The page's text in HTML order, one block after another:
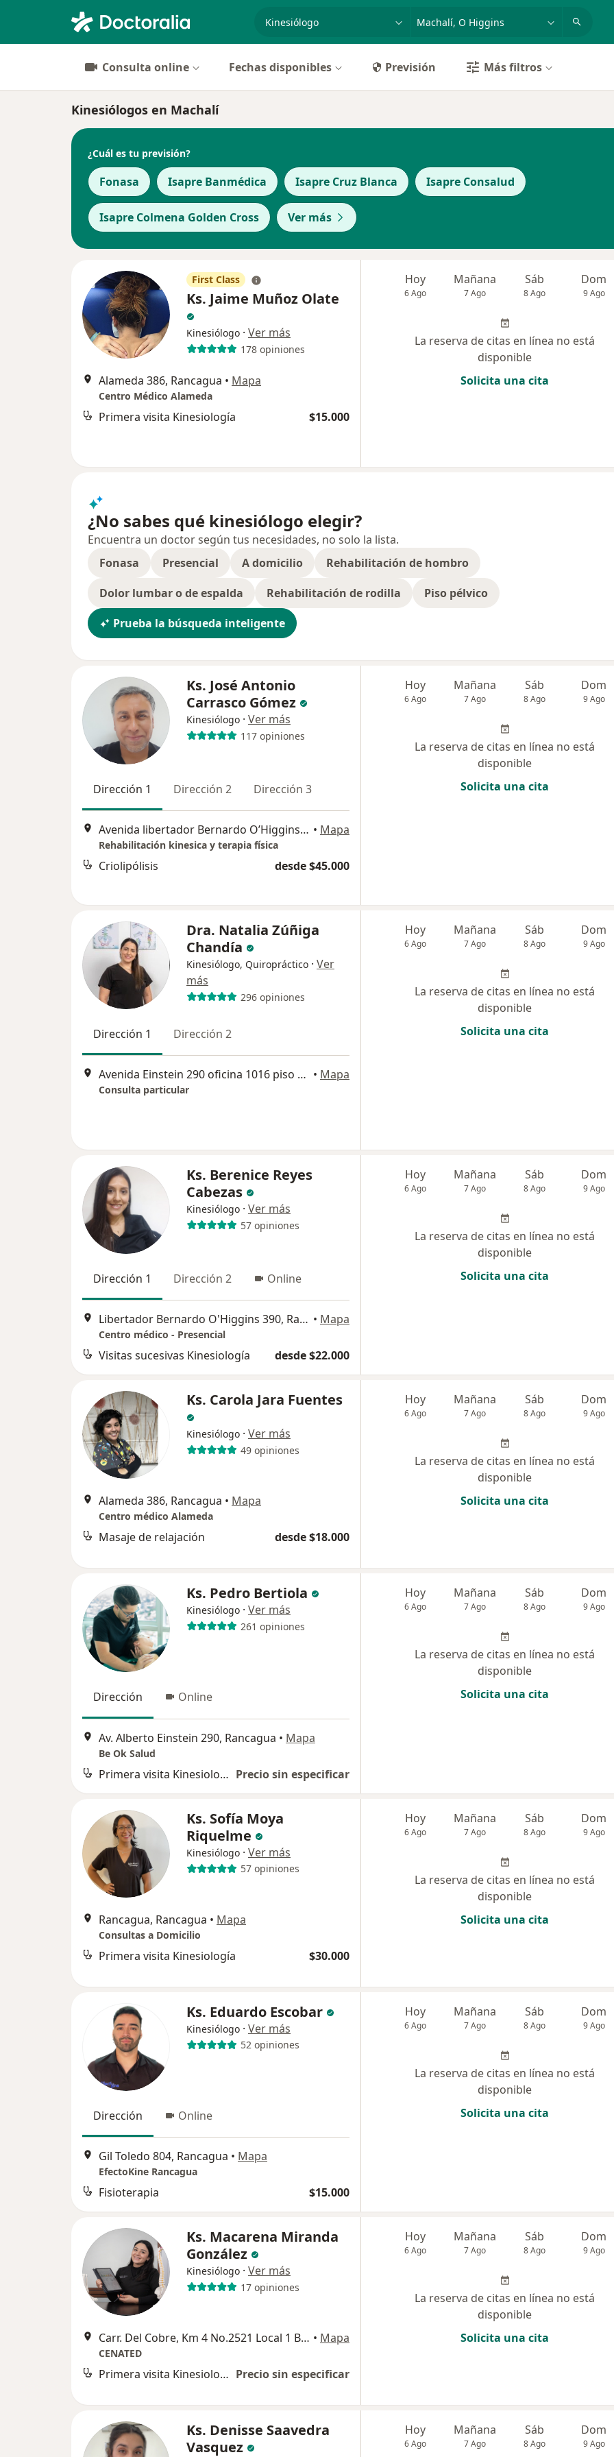
especialidad, enfermedad o nombreciudad o comuna
Consulta online Fechas disponibles Previsión Más filtros
Kinesiólogos en Machalí
¿Cuál es tu previsión?
Fonasa Isapre Banmédica Isapre Cruz Blanca Isapre Consalud
Isapre Colmena Golden Cross Ver más
First Class
Ks. Jaime Muñoz Olate
Kinesiólogo · Ver más
178 opiniones
Alameda 386, Rancagua • Mapa
Centro Médico Alameda
Primera visita Kinesiología $15.000
Hoy
6 Ago
Mañana
7 Ago
Sáb
8 Ago
Dom
9 Ago
La reserva de citas en línea no está
disponible
Solicita una cita
¿No sabes qué kinesiólogo elegir?
Encuentra un doctor según tus necesidades, no solo la lista.
Fonasa
Presencial A domicilio
Rehabilitación de hombro
Dolor lumbar o de espalda
Rehabilitación de rodilla
Piso pélvico
Prueba la búsqueda inteligente
Ks. José Antonio
Carrasco Gómez
Kinesiólogo · Ver más
117 opiniones
Dirección 1 Dirección 2 Dirección 3
Avenida libertador Bernardo O’Higgins 560, centro de salud San lucas, Box D, Rancagua • Mapa
Rehabilitación kinesica y terapia física
Criolipólisis desde $45.000
Hoy
6 Ago
Mañana
7 Ago
Sáb
8 Ago
Dom
9 Ago
La reserva de citas en línea no está
disponible
Solicita una cita
Dra. Natalia Zúñiga
Chandía
Kinesiólogo, Quiropráctico · Ver
más
296 opiniones
Dirección 1 Dirección 2
Avenida Einstein 290 oficina 1016 piso 10 Edificio Torre América Plaza, Rancagua • Mapa
Consulta particular
Hoy
6 Ago
Mañana
7 Ago
Sáb
8 Ago
Dom
9 Ago
La reserva de citas en línea no está
disponible
Solicita una cita
Ks. Berenice Reyes
Cabezas
Kinesiólogo · Ver más
57 opiniones
Dirección 1 Dirección 2 Online
Libertador Bernardo O'Higgins 390, Rancagua • Mapa
Centro médico - Presencial
Visitas sucesivas Kinesiología desde $22.000
Hoy
6 Ago
Mañana
7 Ago
Sáb
8 Ago
Dom
9 Ago
La reserva de citas en línea no está
disponible
Solicita una cita
Ks. Carola Jara Fuentes
Kinesiólogo · Ver más
49 opiniones
Alameda 386, Rancagua • Mapa
Centro médico Alameda
Masaje de relajación desde $18.000
Hoy
6 Ago
Mañana
7 Ago
Sáb
8 Ago
Dom
9 Ago
La reserva de citas en línea no está
disponible
Solicita una cita
Ks. Pedro Bertiola
Kinesiólogo · Ver más
261 opiniones
Dirección Online
Av. Alberto Einstein 290, Rancagua • Mapa
Be Ok Salud
Primera visita Kinesiología Precio sin especificar
Hoy
6 Ago
Mañana
7 Ago
Sáb
8 Ago
Dom
9 Ago
La reserva de citas en línea no está
disponible
Solicita una cita
Ks. Sofía Moya
Riquelme
Kinesiólogo · Ver más
57 opiniones
Rancagua, Rancagua • Mapa
Consultas a Domicilio
Primera visita Kinesiología $30.000
Hoy
6 Ago
Mañana
7 Ago
Sáb
8 Ago
Dom
9 Ago
La reserva de citas en línea no está
disponible
Solicita una cita
Ks. Eduardo Escobar
Kinesiólogo · Ver más
52 opiniones
Dirección Online
Gil Toledo 804, Rancagua • Mapa
EfectoKine Rancagua
Fisioterapia $15.000
Hoy
6 Ago
Mañana
7 Ago
Sáb
8 Ago
Dom
9 Ago
La reserva de citas en línea no está
disponible
Solicita una cita
Ks. Macarena Miranda
González
Kinesiólogo · Ver más
17 opiniones
Carr. Del Cobre, Km 4 No.2521 Local 1 B, Machalí • Mapa
CENATED
Primera visita Kinesiología Precio sin especificar
Hoy
6 Ago
Mañana
7 Ago
Sáb
8 Ago
Dom
9 Ago
La reserva de citas en línea no está
disponible
Solicita una cita
Ks. Denisse Saavedra
Vasquez
Hoy
6 Ago
Mañana
7 Ago
Sáb
8 Ago
Dom
9 Ago